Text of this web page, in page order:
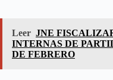
Leer JNE
INTERNAS DE
DE FEBRERO